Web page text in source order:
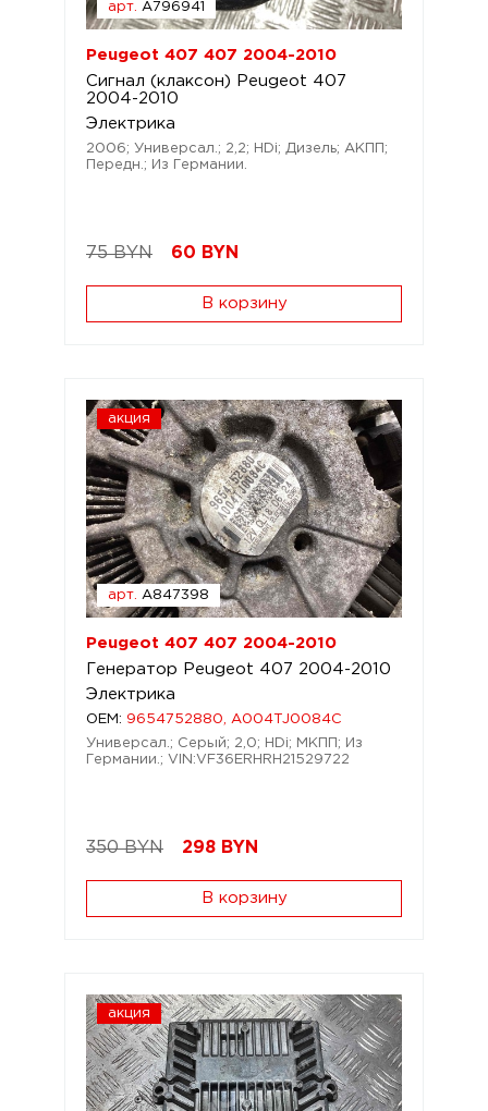
арт. A796941
Peugeot 407 407 2004-2010
Сигнал (клаксон) Peugeot 407
2004-2010
Электрика
2006; Универсал.; 2,2; HDi; Дизель; АКПП;
Передн.; Из Германии.
75 BYN 60 BYN
В корзину
акция
арт. A847398
Peugeot 407 407 2004-2010
Генератор Peugeot 407 2004-2010
Электрика
OEM: 9654752880, A004TJ0084C
Универсал.; Серый; 2,0; HDi; МКПП; Из
Германии.; VIN:VF36ERHRH21529722
350 BYN 298 BYN
В корзину
акция